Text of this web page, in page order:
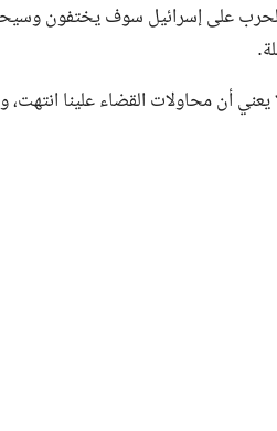
على إسرائيل سوف يختفون
يعني أن محاولات القضاء علينا